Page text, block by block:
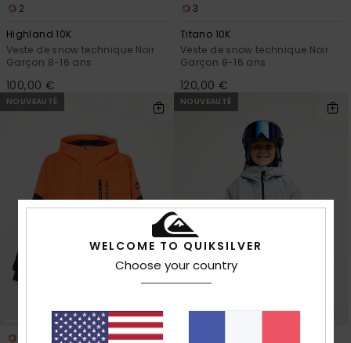
2
Highland 10K
Veste de snow technique Noir
Garçon 8-16 ans
100,00 €
3
Titano 10K
Veste de snow technique Noir
Garçon 8-16 ans
120,00 €
NOUVEAUTÉ NOUVEAUTÉ
WELCOME TO QUIKSILVER
Choose your country